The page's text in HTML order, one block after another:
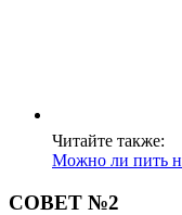
Читайте также:
Можно ли пить
СОВЕТ №2